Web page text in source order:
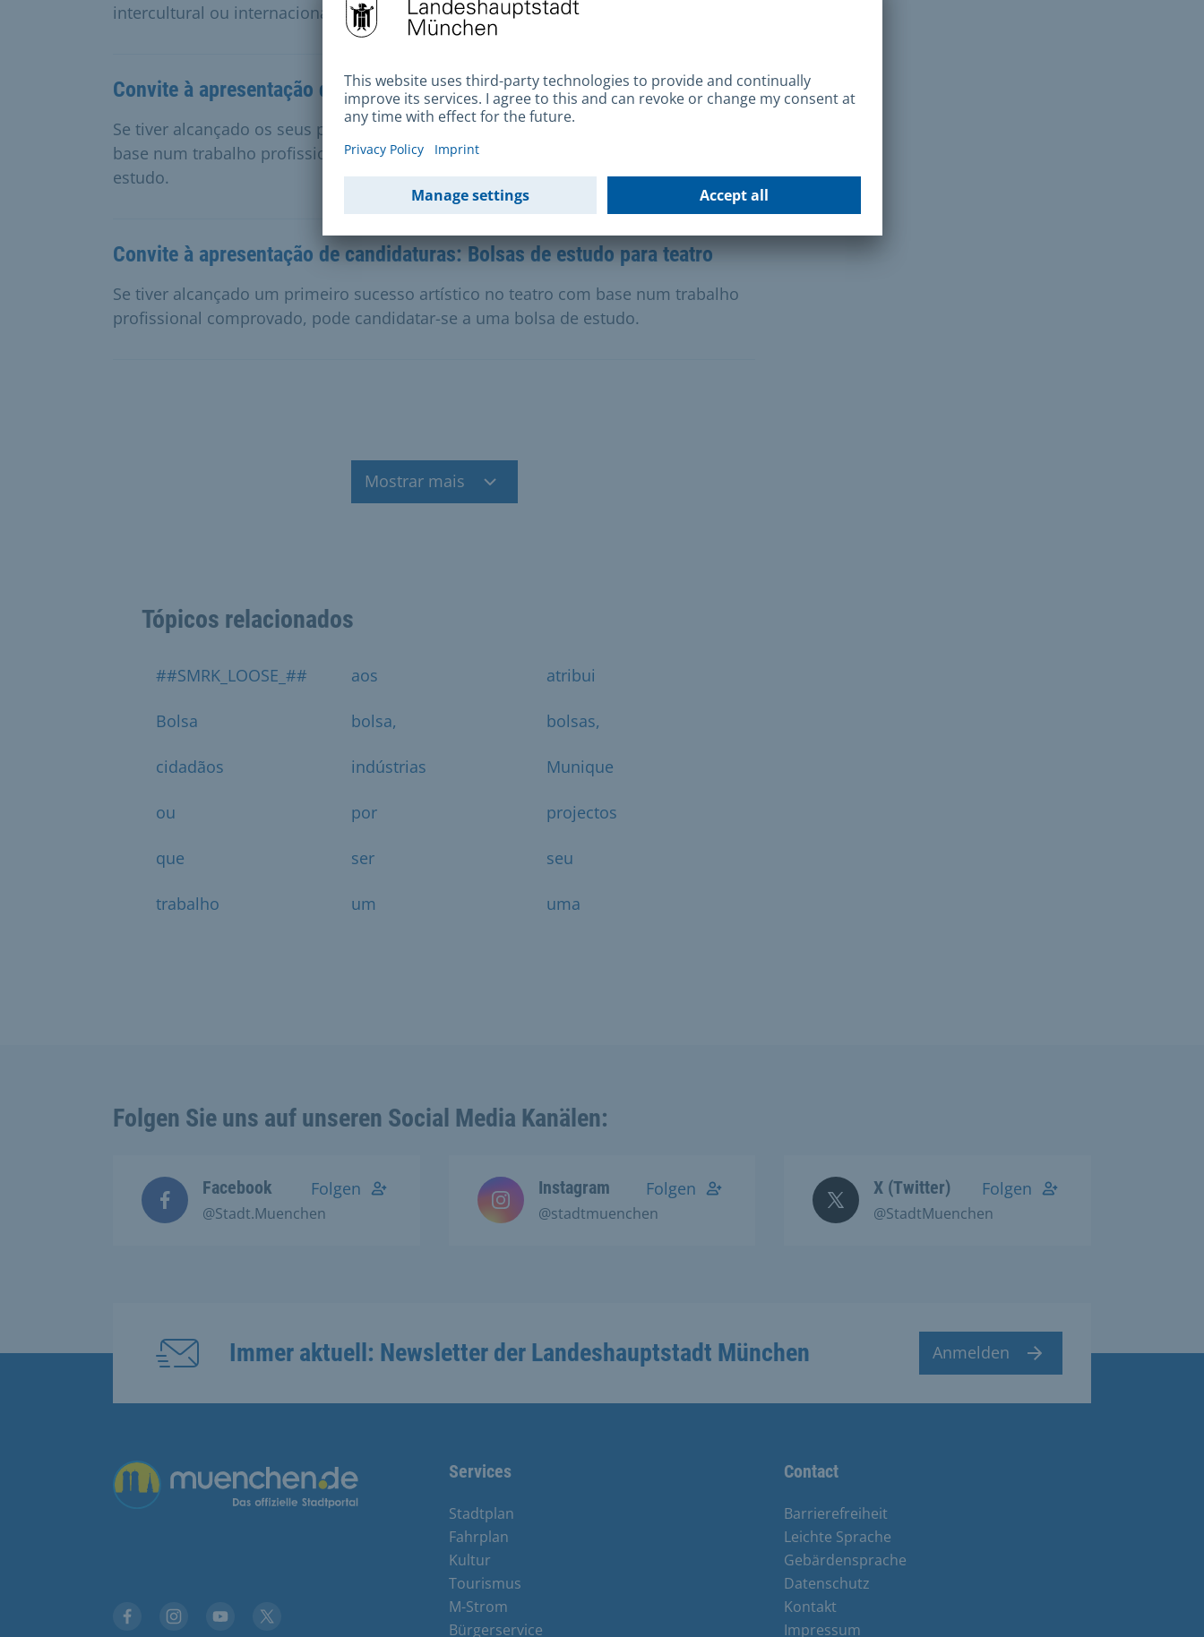
intercultural ou internacional, pode candidatar-se a esta bolsa.
Convite à apresentação de candidaturas: Bolsas de estudo de dança
Se tiver alcançado os seus primeiros êxitos artísticos no domínio da dança com
base num trabalho profissional comprovado, pode candidatar-se a uma bolsa de
estudo.
Convite à apresentação de candidaturas: Bolsas de estudo para teatro
Se tiver alcançado um primeiro sucesso artístico no teatro com base num trabalho
profissional comprovado, pode candidatar-se a uma bolsa de estudo.
Mostrar mais
Tópicos relacionados
##SMRK_LOOSE_## aos atribui
Bolsa bolsa, bolsas,
cidadãos indústrias Munique
ou por projectos
que ser seu
trabalho um uma
Folgen Sie uns auf unseren Social Media Kanälen:
Facebook
@Stadt.Muenchen
Folgen Instagram
@stadtmuenchen
Folgen X (Twitter)
@StadtMuenchen
Folgen
Immer aktuell: Newsletter der Landeshauptstadt München Anmelden
Übergreifende Links Services
Stadtplan
Fahrplan
Kultur
Tourismus
M-Strom
Bürgerservice
Contact
Barrierefreiheit
Leichte Sprache
Gebärdensprache
Datenschutz
Kontakt
Impressum